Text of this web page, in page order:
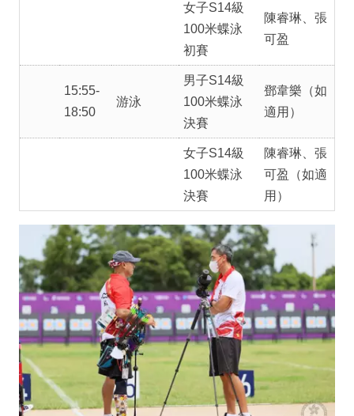
女子S14級
100米蝶泳
初賽
陳睿琳、張
可盈
15:55-
18:50
游泳
男子S14級
100米蝶泳
決賽
鄧韋樂（如
適用）
女子S14級
100米蝶泳
決賽
陳睿琳、張
可盈（如適
用）